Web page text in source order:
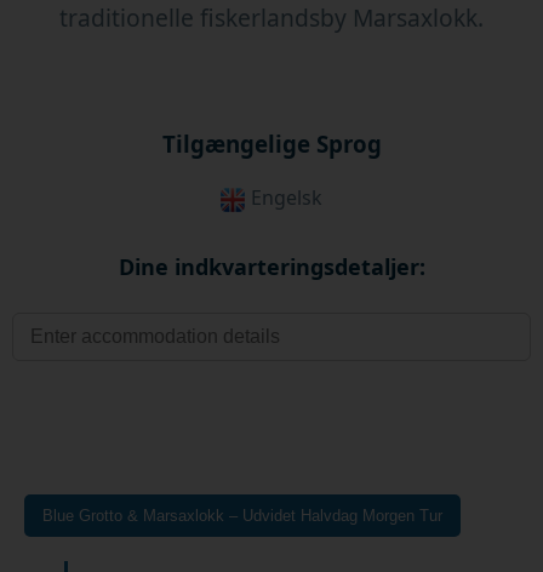
traditionelle fiskerlandsby Marsaxlokk.
Tilgængelige Sprog
Engelsk
Dine indkvarteringsdetaljer:
Blue Grotto & Marsaxlokk – Udvidet Halvdag Morgen Tur